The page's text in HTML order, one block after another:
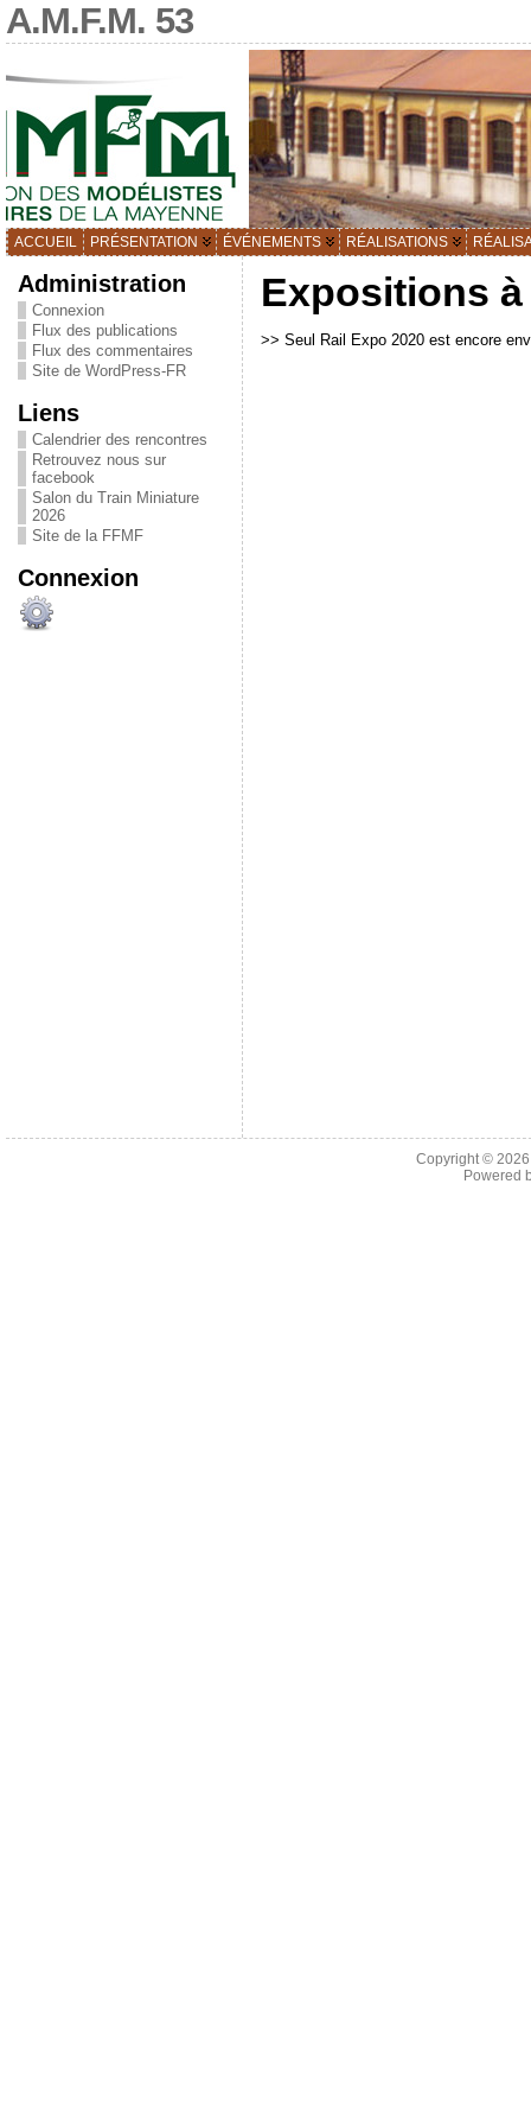
A.M.F.M. 53
ACCUEIL PRÉSENTATION ÉVÉNEMENTS RÉALISATIONS
Administration
Connexion
Flux des publications
Flux des commentaires
Site de WordPress-FR
Liens
Calendrier des rencontres
Retrouvez nous sur
facebook
Salon du Train Miniature
2026
Site de la FFMF
Connexion
Expositions
>> Seul Rail Expo 2020 est encore
Copyright © 2026
Powered